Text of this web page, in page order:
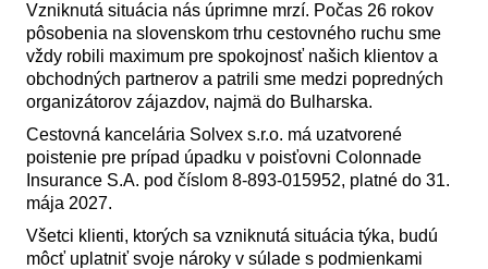
Vzniknutá situácia nás úprimne mrzí. Počas 26 rokov
pôsobenia na slovenskom trhu cestovného ruchu sme
vždy robili maximum pre spokojnosť našich klientov a
obchodných partnerov a patrili sme medzi popredných
organizátorov zájazdov, najmä do Bulharska.
Cestovná kancelária Solvex s.r.o. má uzatvorené
poistenie pre prípad úpadku v poisťovni Colonnade
Insurance S.A. pod číslom 8-893-015952, platné do 31.
mája 2027.
Všetci klienti, ktorých sa vzniknutá situácia týka, budú
môcť uplatniť svoje nároky v súlade s podmienkami